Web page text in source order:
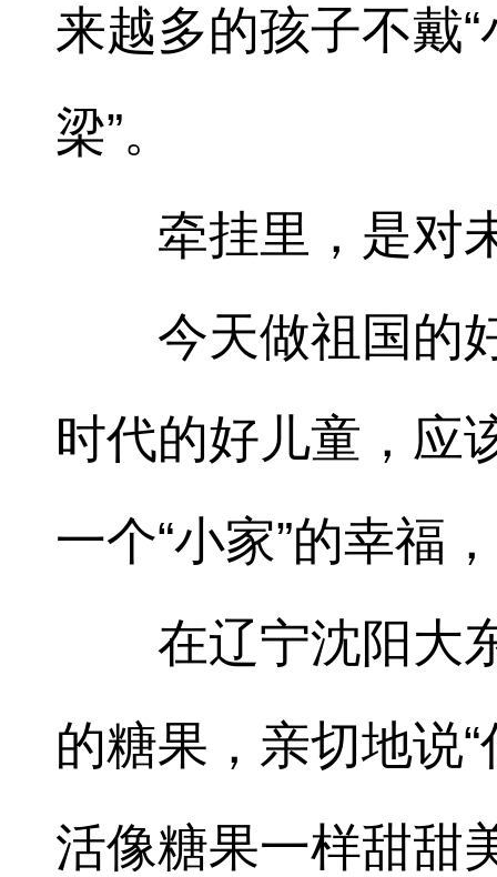
来越多的孩子不戴“
梁”。
牵挂里，是对
今天做祖国的
时代的好儿童，应
一个“小家”的幸福
在辽宁沈阳大
的糖果，亲切地说
活像糖果一样甜甜